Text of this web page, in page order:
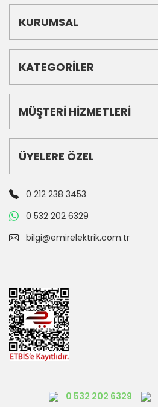
KURUMSAL
KATEGORİLER
MÜŞTERİ HİZMETLERİ
ÜYELERE ÖZEL
0 212 238 3453
0 532 202 6329
bilgi@emirelektrik.com.tr
0 532 202 6329